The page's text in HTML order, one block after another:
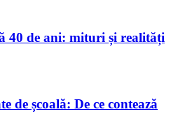
40 de ani: mituri și realități
de școală: De ce contează